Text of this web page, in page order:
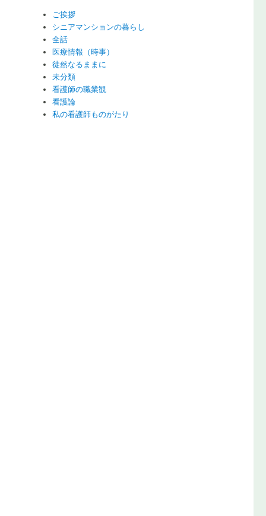
ご挨拶
シニアマンションの暮らし
全話
医療情報（時事）
徒然なるままに
未分類
看護師の職業観
看護論
私の看護師ものがたり